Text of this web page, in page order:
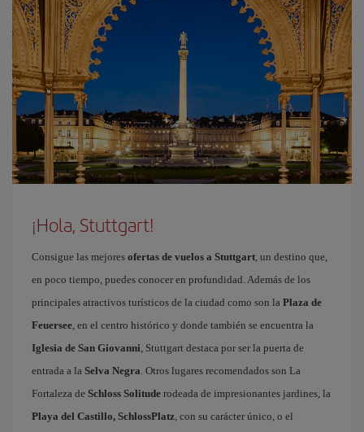
¡Hola, Stuttgart!
Consigue las mejores ofertas de vuelos a Stuttgart, un destino que,
en poco tiempo, puedes conocer en profundidad. Además de los
principales atractivos turísticos de la ciudad como son la Plaza de
Feuersee, en el centro histórico y donde también se encuentra la
Iglesia de San Giovanni, Stuttgart destaca por ser la puerta de
entrada a la Selva Negra. Otros lugares recomendados son La
Fortaleza de Schloss Solitude rodeada de impresionantes jardines, la
Playa del Castillo, SchlossPlatz, con su carácter único, o el